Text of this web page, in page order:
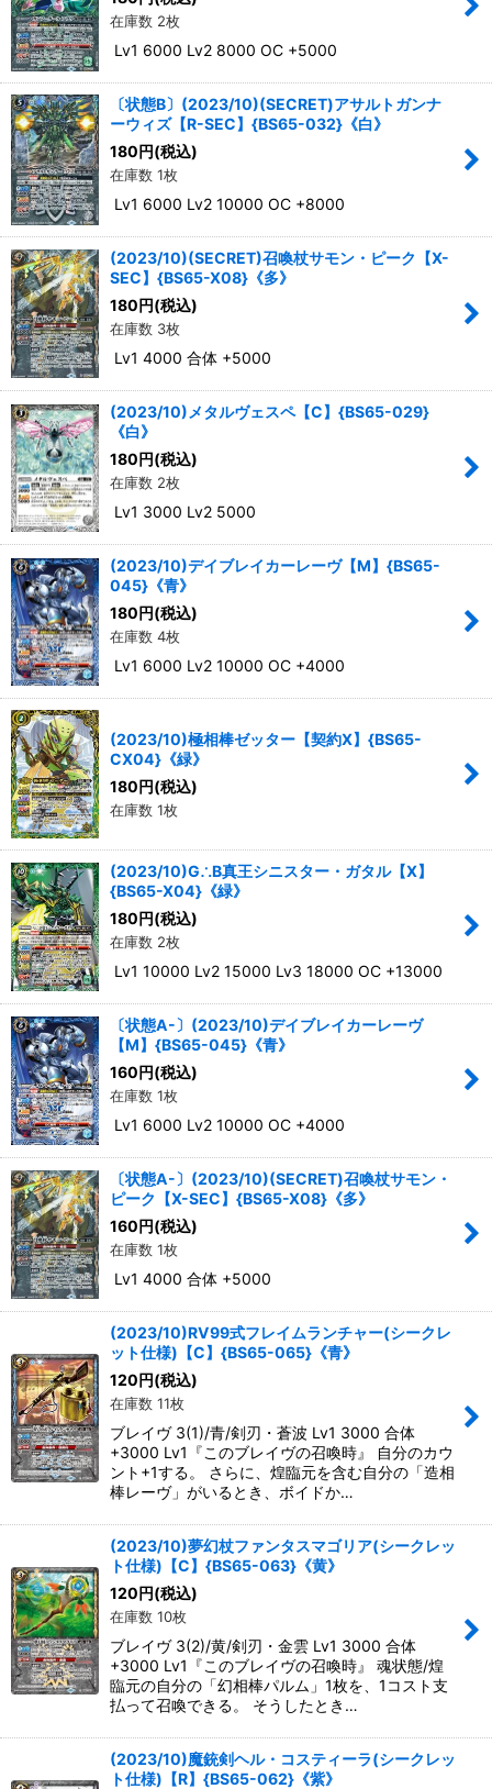
在庫数 2枚
Lv1 6000 Lv2 8000 OC +5000
〔状態B〕(2023/10)(SECRET)アサルトガンナ
ーウィズ【R-SEC】{BS65-032}《白》
180円(税込)
在庫数 1枚
Lv1 6000 Lv2 10000 OC +8000
(2023/10)(SECRET)召喚杖サモン・ピーク【X-
SEC】{BS65-X08}《多》
180円(税込)
在庫数 3枚
Lv1 4000 合体 +5000
(2023/10)メタルヴェスペ【C】{BS65-029}
《白》
180円(税込)
在庫数 2枚
Lv1 3000 Lv2 5000
(2023/10)デイブレイカーレーヴ【M】{BS65-
045}《青》
180円(税込)
在庫数 4枚
Lv1 6000 Lv2 10000 OC +4000
(2023/10)極相棒ゼッター【契約X】{BS65-
CX04}《緑》
180円(税込)
在庫数 1枚
(2023/10)G∴B真王シニスター・ガタル【X】
{BS65-X04}《緑》
180円(税込)
在庫数 2枚
Lv1 10000 Lv2 15000 Lv3 18000 OC +13000
〔状態A-〕(2023/10)デイブレイカーレーヴ
【M】{BS65-045}《青》
160円(税込)
在庫数 1枚
Lv1 6000 Lv2 10000 OC +4000
〔状態A-〕(2023/10)(SECRET)召喚杖サモン・
ピーク【X-SEC】{BS65-X08}《多》
160円(税込)
在庫数 1枚
Lv1 4000 合体 +5000
(2023/10)RV99式フレイムランチャー(シークレ
ット仕様)【C】{BS65-065}《青》
120円(税込)
在庫数 11枚
ブレイヴ 3(1)/青/剣刃・蒼波 Lv1 3000 合体
+3000 Lv1『このブレイヴの召喚時』 自分のカウ
ント+1する。 さらに、煌臨元を含む自分の「造相
棒レーヴ」がいるとき、ボイドか…
(2023/10)夢幻杖ファンタスマゴリア(シークレッ
ト仕様)【C】{BS65-063}《黄》
120円(税込)
在庫数 10枚
ブレイヴ 3(2)/黄/剣刃・金雲 Lv1 3000 合体
+3000 Lv1『このブレイヴの召喚時』 魂状態/煌
臨元の自分の「幻相棒パルム」1枚を、1コスト支
払って召喚できる。 そうしたとき…
(2023/10)魔銃剣ヘル・コスティーラ(シークレッ
ト仕様)【R】{BS65-062}《紫》